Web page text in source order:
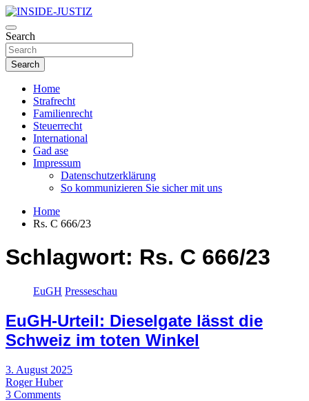
Skip
to
content
INSIDE-JUSTIZ
Investigativer Journalismus zur Dritten Gewalt
Search
Search
Home
Strafrecht
Familienrecht
Steuerrecht
International
Gad ase
Impressum
Datenschutzerklärung
So kommunizieren Sie sicher mit uns
Home
Rs. C 666/23
Schlagwort: Rs. C 666/23
EuGH Presseschau
EuGH-Urteil: Dieselgate lässt die
Schweiz im toten Winkel
3. August 2025
Roger Huber
3 Comments